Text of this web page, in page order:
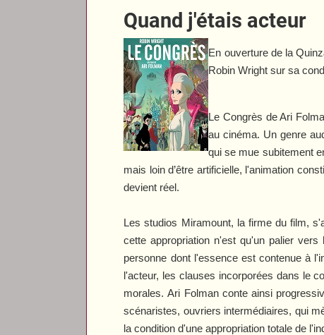
Quand j'étais acteur
En ouverture de la
Robin Wright sur sa
Le Congrès de Ari
au cinéma. Un genre
qui se mue subitement
mais loin d’être artificielle, l'animation
devient réel.
Les studios Miramount, la firme du film,
cette appropriation n'est qu'un palier
personne dont l'essence est contenue à
l'acteur, les clauses incorporées dans le
morales. Ari Folman conte ainsi
scénaristes, ouvriers intermédiaires, qui
la condition d'une appropriation totale de